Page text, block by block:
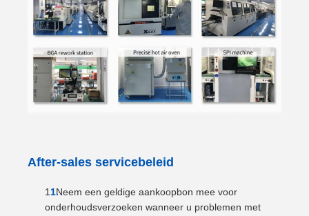
After-sales servicebeleid
Neem een ​​geldige aankoopbon mee voor
onderhoudsverzoeken wanneer u problemen met